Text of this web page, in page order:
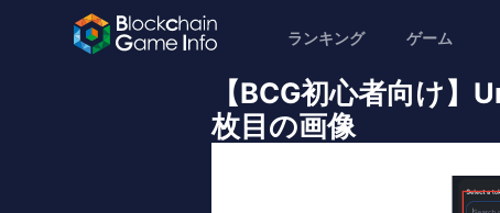
ランキング ゲーム
【BCG初心者向け
枚目の画像